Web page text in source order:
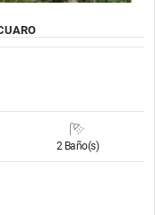
2 Baño(s)